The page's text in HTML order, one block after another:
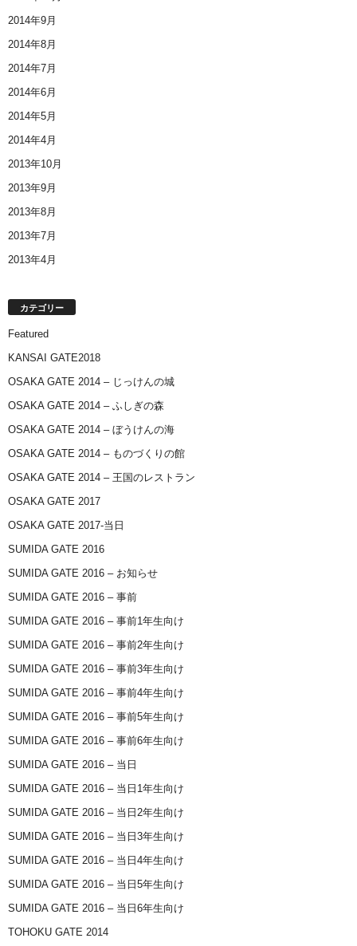
2014年9月
2014年8月
2014年7月
2014年6月
2014年5月
2014年4月
2013年10月
2013年9月
2013年8月
2013年7月
2013年4月
カテゴリー
Featured
KANSAI GATE2018
OSAKA GATE 2014 – じっけんの城
OSAKA GATE 2014 – ふしぎの森
OSAKA GATE 2014 – ぼうけんの海
OSAKA GATE 2014 – ものづくりの館
OSAKA GATE 2014 – 王国のレストラン
OSAKA GATE 2017
OSAKA GATE 2017-当日
SUMIDA GATE 2016
SUMIDA GATE 2016 – お知らせ
SUMIDA GATE 2016 – 事前
SUMIDA GATE 2016 – 事前1年生向け
SUMIDA GATE 2016 – 事前2年生向け
SUMIDA GATE 2016 – 事前3年生向け
SUMIDA GATE 2016 – 事前4年生向け
SUMIDA GATE 2016 – 事前5年生向け
SUMIDA GATE 2016 – 事前6年生向け
SUMIDA GATE 2016 – 当日
SUMIDA GATE 2016 – 当日1年生向け
SUMIDA GATE 2016 – 当日2年生向け
SUMIDA GATE 2016 – 当日3年生向け
SUMIDA GATE 2016 – 当日4年生向け
SUMIDA GATE 2016 – 当日5年生向け
SUMIDA GATE 2016 – 当日6年生向け
TOHOKU GATE 2014